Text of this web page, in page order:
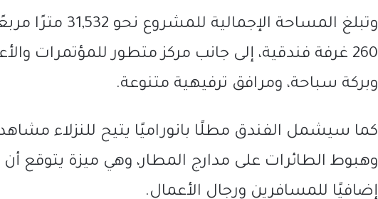
وتبلغ المساحة
260 غرفة فندقية، إلى جانب مركز متطور للمؤتمرات
وبركة سباحة، ومرافق ترفيهية متنوعة.
كما سيشمل الفندق مطلًا بانوراميًا يتيح للنزلاء
وهبوط الطائرات على مدارج المطار، وهي ميزة
إضافيًا للمسافرين ورجال الأعمال.